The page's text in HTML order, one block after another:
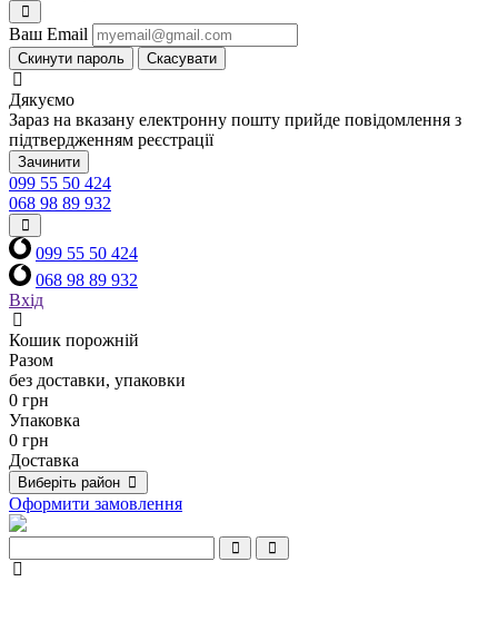
Ваш Email
Скинути пароль Скасувати
Дякуємо
Зараз на вказану електронну пошту прийде повідомлення з
підтвердженням реєстрації
Зачинити
099 55 50 424
068 98 89 932
099 55 50 424
068 98 89 932
Вхід
Кошик порожній
Разом
без доставки, упаковки
0 грн
Упаковка
0 грн
Доставка
Виберіть район
Оформити замовлення